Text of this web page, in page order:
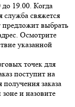
до 19.00. Когда
служба свяжется
предложит выбрать
Осмотрите
указанной
точек для
поступит на
заказа
зоне и назовите